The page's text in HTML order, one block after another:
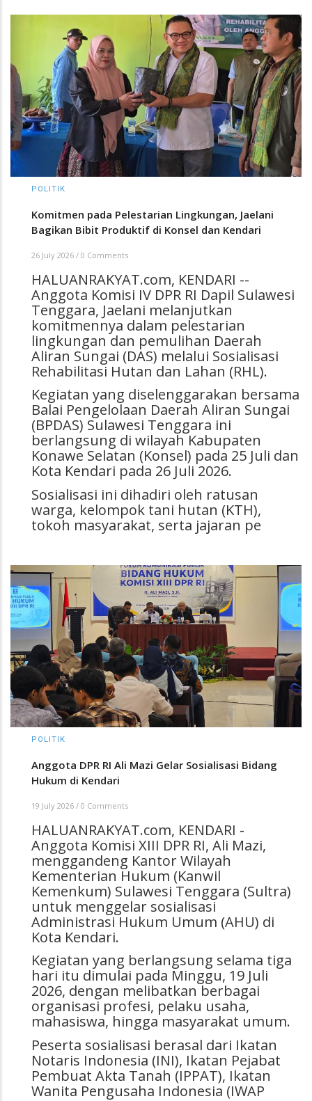
POLITIK
Komitmen pada Pelestarian Lingkungan, Jaelani
Bagikan Bibit Produktif di Konsel dan Kendari
26 July 2026 / 0 Comments
HALUANRAKYAT.com, KENDARI --
Anggota Komisi IV DPR RI Dapil Sulawesi
Tenggara, Jaelani melanjutkan
komitmennya dalam pelestarian
lingkungan dan pemulihan Daerah
Aliran Sungai (DAS) melalui Sosialisasi
Rehabilitasi Hutan dan Lahan (RHL).
Kegiatan yang diselenggarakan bersama
Balai Pengelolaan Daerah Aliran Sungai
(BPDAS) Sulawesi Tenggara ini
berlangsung di wilayah Kabupaten
Konawe Selatan (Konsel) pada 25 Juli dan
Kota Kendari pada 26 Juli 2026.
Sosialisasi ini dihadiri oleh ratusan
warga, kelompok tani hutan (KTH),
tokoh masyarakat, serta jajaran pe
POLITIK
Anggota DPR RI Ali Mazi Gelar Sosialisasi Bidang
Hukum di Kendari
19 July 2026 / 0 Comments
HALUANRAKYAT.com, KENDARI -
Anggota Komisi XIII DPR RI, Ali Mazi,
menggandeng Kantor Wilayah
Kementerian Hukum (Kanwil
Kemenkum) Sulawesi Tenggara (Sultra)
untuk menggelar sosialisasi
Administrasi Hukum Umum (AHU) di
Kota Kendari.
Kegiatan yang berlangsung selama tiga
hari itu dimulai pada Minggu, 19 Juli
2026, dengan melibatkan berbagai
organisasi profesi, pelaku usaha,
mahasiswa, hingga masyarakat umum.
Peserta sosialisasi berasal dari Ikatan
Notaris Indonesia (INI), Ikatan Pejabat
Pembuat Akta Tanah (IPPAT), Ikatan
Wanita Pengusaha Indonesia (IWAP